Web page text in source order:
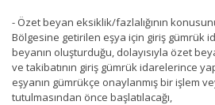
- Özet beyan eksiklik/fazlalığının
Bölgesine getirilen eşya için giriş gümrük
beyanın oluşturduğu, dolayısıyla özet
ve takibatının giriş gümrük idarelerince
eşyanın gümrükçe onaylanmış bir işlem
tutulmasından önce başlatılacağı,